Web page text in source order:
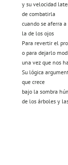
y su velocidad
de combatirla
cuando se aferra
la de los ojos
Para revertir el
o para dejarlo
una vez que nos
Su lógica
que crece
bajo la sombra
de los árboles y